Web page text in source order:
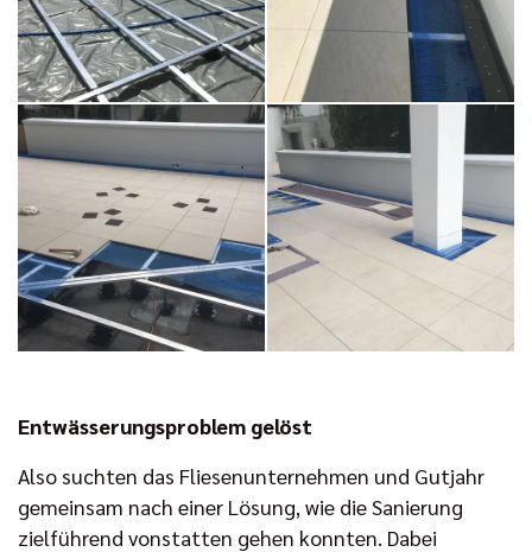
Entwässerungsproblem gelöst
Also suchten das Fliesenunternehmen und Gutjahr
gemeinsam nach einer Lösung, wie die Sanierung
zielführend vonstatten gehen konnten. Dabei